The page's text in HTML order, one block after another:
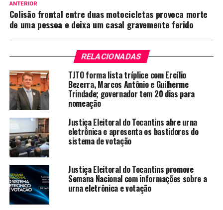
ANTERIOR
Colisão frontal entre duas motocicletas provoca morte
de uma pessoa e deixa um casal gravemente ferido
RELACIONADAS
TJTO forma lista tríplice com Ercílio
Bezerra, Marcos Antônio e Guilherme
Trindade; governador tem 20 dias para
nomeação
Justiça Eleitoral do Tocantins abre urna
eletrônica e apresenta os bastidores do
sistema de votação
Justiça Eleitoral do Tocantins promove
Semana Nacional com informações sobre a
urna eletrônica e votação